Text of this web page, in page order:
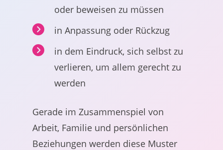
oder beweisen zu müssen
in Anpassung oder Rückzug
in dem Eindruck, sich selbst zu
verlieren, um allem gerecht zu
werden
Gerade im Zusammenspiel von
Arbeit, Familie und persönlichen
Beziehungen werden diese Muster